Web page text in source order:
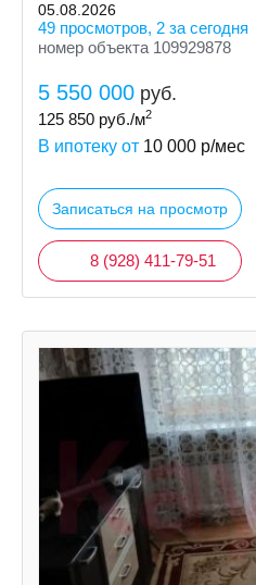
05.08.2026
49 просмотров, 2 за сегодня
номер объекта 109929878
5 550 000 руб.
125 850 руб./м2
В ипотеку от 10 000 р/мес
Записаться на просмотр
8 (928) 411-79-51